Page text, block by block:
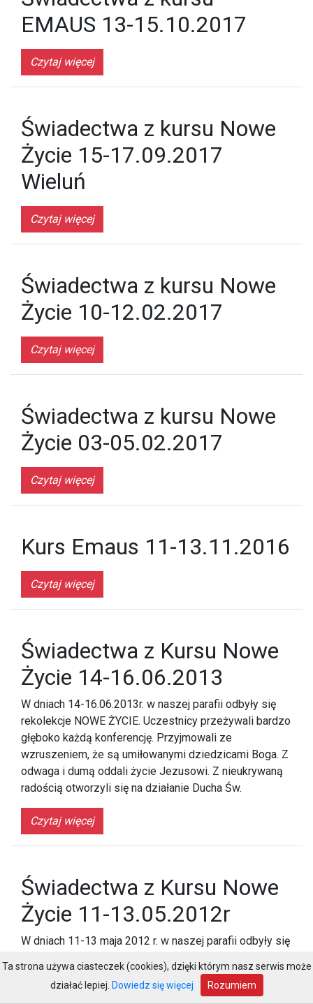
EMAUS 13-15.10.2017
Czytaj więcej
Świadectwa z kursu Nowe
Życie 15-17.09.2017
Wieluń
Czytaj więcej
Świadectwa z kursu Nowe
Życie 10-12.02.2017
Czytaj więcej
Świadectwa z kursu Nowe
Życie 03-05.02.2017
Czytaj więcej
Kurs Emaus 11-13.11.2016
Czytaj więcej
Świadectwa z Kursu Nowe
Życie 14-16.06.2013
W dniach 14-16.06.2013r. w naszej parafii odbyły się
rekolekcje NOWE ŻYCIE. Uczestnicy przeżywali bardzo
głęboko każdą konferencję. Przyjmowali ze
wzruszeniem, że są umiłowanymi dziedzicami Boga. Z
odwaga i dumą oddali życie Jezusowi. Z nieukrywaną
radością otworzyli się na działanie Ducha Św.
Czytaj więcej
Świadectwa z Kursu Nowe
Życie 11-13.05.2012r
W dniach 11-13 maja 2012 r. w naszej parafii odbyły się
rekolekcje ZACHEUSZEK. Rekolekcje były propozycją
bezpośredniego przygotowania rodziców i dzieci do
Ta strona używa ciasteczek (cookies), dzięki którym nasz serwis może
działać lepiej. Dowiedz się więcej Rozumiem